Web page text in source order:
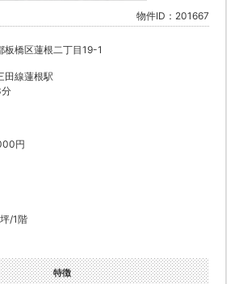
物件ID：201667
板橋区蓮根二丁目19-1
田線蓮根駅
円
/1階
特徴